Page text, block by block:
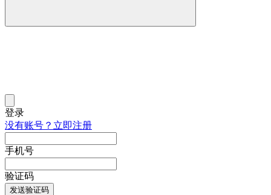
登录
没有账号？立即注册
手机号
验证码
发送验证码